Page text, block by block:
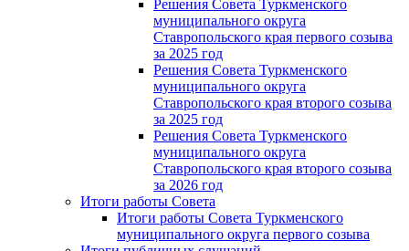
Решения Совета Туркменского
муниципального округа
Ставропольского края первого созыва
за 2025 год
Решения Совета Туркменского
муниципального округа
Ставропольского края второго созыва
за 2025 год
Решения Совета Туркменского
муниципального округа
Ставропольского края второго созыва
за 2026 год
Итоги работы Совета
Итоги работы Совета Туркменского
муниципального округа первого созыва